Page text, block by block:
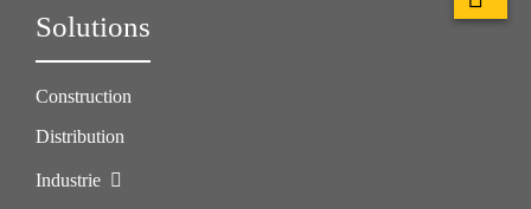
Solutions
Construction
Distribution
Industrie